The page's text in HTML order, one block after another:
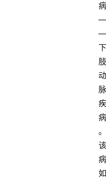
病
—
—
下
肢
动
脉
疾
病
。
该
病
如